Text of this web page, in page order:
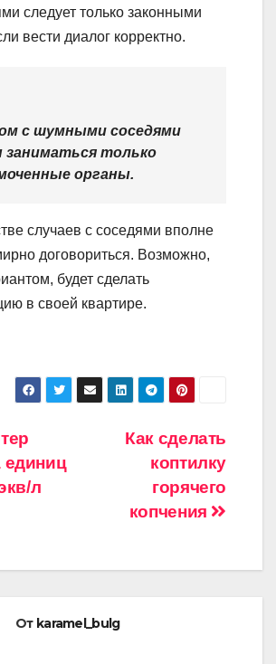
следует только законными
вести диалог корректно.
с шумными соседями
только
органы.
случаев с соседями вполне
договориться. Возможно,
будет сделать
в своей квартире.
Как сделать
коптилку
горячего
копчения
единиц
л
От karamel_bulg